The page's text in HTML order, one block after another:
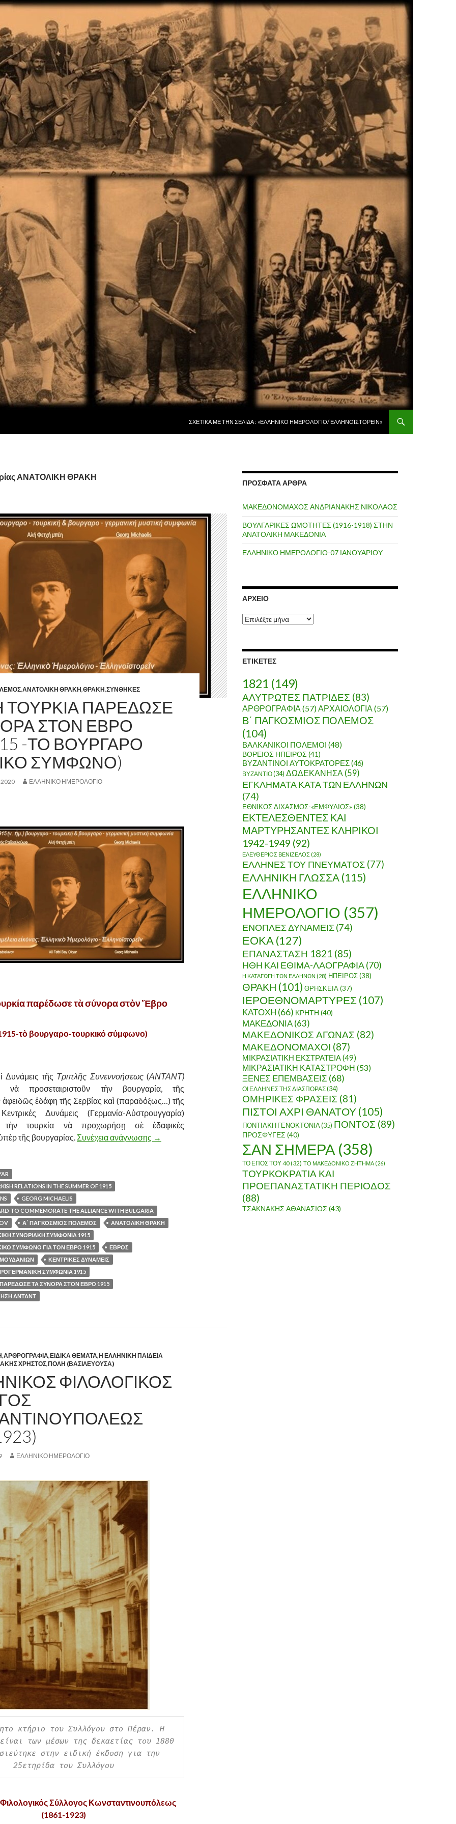
ΣΧΕΤΙΚᾺ ΜῈ ΤῊΝ ΣΕΛΊΔΑ : «ἙΛΛΗΝΙΚῸ ἩΜΕΡΟΛΌΓΙΟ/ ἙΛΛΗΝΟΪΣΤΟΡΕΙ͂Ν»
ΑΝΑΤΟΛΙΚΗ ΘΡΑΚΗ
,ΑΝΑΤΟΛΙΚΗ ΘΡΑΚΗ,ΘΡΑΚΗ,ΣΥΝΘΗΚΕΣ
ΤΟΥΡΚΙΑ ΠΑΡΕΔΩΣΕ
ΣΤΟΝ ΕΒΡΟ
-ΤΟ ΒΟΥΡΓΑΡΟ
ΣΥΜΦΩΝΟ)
ΕΛΛΗΝΙΚΟ ΗΜΕΡΟΛΟΓΙΟ
παρέδωσε τὰ σύνορα στὸν Ἔβρο
τὸ βουργαρο-τουρκικό σύμφωνο)
Δυνάμεις τῆς Τριπλῆς Συνεννοήσεως(ΑΝΤΑΝΤ)
νὰ προσεταιριστοῦν τὴν βουργαρία, τῆς
ἐδάφη τῆς Σερβίας καὶ (παραδόξως…) τῆς
Δυνάμεις (Γερμανία-Αὐστρουγγαρία)
τουρκία νὰ προχωρήσῃ σὲ ἐδαφικὲς
τῆς βουργαρίας. Συνέχεια ανάγνωσης ΟΤΑΝ Η ΤΟΥΡΚΙΑ ΠΑΡΕΔΩΣΕ ΤΑ ΣΥΝΟΡΑ ΣΤΟΝ ΕΒΡΟ (6/9/1915 -ΤΟ
→
RELATIONS IN THE SUMMER OF 1915
GEORG MICHAELIS
TO COMMEMORATE THE ALLIANCE WITH BULGARIA
Α΄ ΠΑΓΚΟΣΜΙΟΣ ΠΟΛΕΜΟΣ
ΑΝΑΤΟΛΙΚΗ ΘΡΑΚΗ
ΣΥΝΟΡΙΑΚΗ ΣΥΜΦΩΝΙΑ 1915
ΣΥΜΦΩΝΟ ΓΙΑ ΤΟΝ ΕΒΡΟ 1915
ΕΒΡΟΣ
ΚΕΝΤΡΙΚΕΣ ΔΥΝΑΜΕΙΣ
ΣΥΜΦΩΝΙΑ 1915
ΤΑ ΣΥΝΟΡΑ ΣΤΟΝ ΕΒΡΟ 1915
ΑΝΤΑΝΤ
,ΑΡΘΡΟΓΡΑΦΙΑ,ΕΙΔΙΚΑ ΘΕΜΑΤΑ,Η ΕΛΛΗΝΙΚΗ ΠΑΙΔΕΙΑ
ΧΡΗΣΤΟΣ,ΠΟΛΗ (ΒΑΣΙΛΕΥΟΥΣΑ)
ΦΙΛΟΛΟΓΙΚΟΣ
ΕΛΛΗΝΙΚΟ ΗΜΕΡΟΛΟΓΙΟ
κτήριο του Συλλόγου στο Πέραν. Η
των μέσων της δεκαετίας του 1880
στην ειδική έκδοση για την
25ετηρίδα του Συλλόγου
Σύλλογος Κωνσταντινουπόλεως
(1861-1923)
ΠΡΌΣΦΑΤΑ ΆΡΘΡΑ
ΜΑΚΕΔΟΝΟΜΑΧΟΣ ΑΝΔΡΙΑΝΑΚΗΣ ΝΙΚΟΛΑΟΣ
ΒΟΥΛΓΑΡΙΚΕΣ ΩΜΟΤΗΤΕΣ (1916-1918) ΣΤΗΝ
ΑΝΑΤΟΛΙΚΗ ΜΑΚΕΔΟΝΙΑ
ΕΛΛΗΝΙΚΟ ΗΜΕΡΟΛΟΓΙΟ-07 ΙΑΝΟΥΑΡΙΟΥ
ΑΡΧΕΊΟ
Α
ρ
ο
ΕΤΙΚΈΤΕΣ
1821 (149)
ΑΛΥΤΡΩΤΕΣ ΠΑΤΡΙΔΕΣ (83)
ΑΡΘΡΟΓΡΑΦΙΑ(57)ΑΡΧΑΙΟΛΟΓΙΑ(57)
Β΄ ΠΑΓΚΟΣΜΙΟΣ ΠΟΛΕΜΟΣ
(104)
ΒΑΛΚΑΝΙΚΟΙ ΠΟΛΕΜΟΙ (48)
ΒΟΡΕΙΟΣ ΗΠΕΙΡΟΣ (41)
ΒΥΖΑΝΤΙΝΟΙ ΑΥΤΟΚΡΑΤΟΡΕΣ(46)
ΒΥΖΑΝΤΙΟ(34) ΔΩΔΕΚΑΝΗΣΑ (59)
ΕΓΚΛΗΜΑΤΑ ΚΑΤΑ ΤΩΝ ΕΛΛΗΝΩΝ
(74)
ΕΘΝΙΚΟΣ ΔΙΧΑΣΜΟΣ-«ΕΜΦΥΛΙΟΣ» (38)
ΕΚΤΕΛΕΣΘΕΝΤΕΣ ΚΑΙ
ΜΑΡΤΥΡΗΣΑΝΤΕΣ ΚΛΗΡΙΚΟΙ
1942-1949 (92)
ΕΛΕΥΘΕΡΙΟΣ ΒΕΝΙΖΕΛΟΣ (28)
ΕΛΛΗΝΕΣ ΤΟΥ ΠΝΕΥΜΑΤΟΣ (77)
ΕΛΛΗΝΙΚΗ ΓΛΩΣΣΑ (115)
ΕΛΛΗΝΙΚΟ
ΗΜΕΡΟΛΟΓΙΟ (357)
ΕΝΟΠΛΕΣ ΔΥΝΑΜΕΙΣ(74)
ΕΟΚΑ (127)
ΕΠΑΝΑΣΤΑΣΗ 1821 (85)
ΗΘΗ ΚΑΙ ΕΘΙΜΑ-ΛΑΟΓΡΑΦΙΑ(70)
Η ΚΑΤΑΓΩΓΗ ΤΩΝ ΕΛΛΗΝΩΝ (28) ΗΠΕΙΡΟΣ(38)
ΘΡΑΚΗ (101) ΘΡΗΣΚΕΙΑ(37)
ΙΕΡΟΕΘΝΟΜΑΡΤΥΡΕΣ (107)
ΚΑΤΟΧΗ (66) ΚΡΗΤΗ (40)
ΜΑΚΕΔΟΝΙΑ(63)
ΜΑΚΕΔΟΝΙΚΟΣ ΑΓΩΝΑΣ (82)
ΜΑΚΕΔΟΝΟΜΑΧΟΙ (87)
ΜΙΚΡΑΣΙΑΤΙΚΗ ΕΚΣΤΡΑΤΕΙΑ(49)
ΜΙΚΡΑΣΙΑΤΙΚΗ ΚΑΤΑΣΤΡΟΦΗ (53)
ΞΕΝΕΣ ΕΠΕΜΒΑΣΕΙΣ (68)
ΟΙ ΕΛΛΗΝΕΣ ΤΗΣ ΔΙΑΣΠΟΡΑΣ(34)
ΟΜΗΡΙΚΕΣ ΦΡΑΣΕΙΣ (81)
ΠΙΣΤΟΙ ΑΧΡΙ ΘΑΝΑΤΟΥ (105)
ΠΟΝΤΙΑΚΗ ΓΕΝΟΚΤΟΝΙΑ(35) ΠΟΝΤΟΣ (89)
ΠΡΟΣΦΥΓΕΣ (40)
ΣΑΝ ΣΗΜΕΡΑ (358)
ΤΟ ΕΠΟΣ ΤΟΥ 40(32) ΤΟ ΜΑΚΕΔΟΝΙΚΟ ΖΗΤΗΜΑ (26)
ΤΟΥΡΚΟΚΡΑΤΙΑ ΚΑΙ
ΠΡΟΕΠΑΝΑΣΤΑΤΙΚΗ ΠΕΡΙΟΔΟΣ
(88)
ΤΣΑΚΝΑΚΗΣ ΑΘΑΝΑΣΙΟΣ (43)